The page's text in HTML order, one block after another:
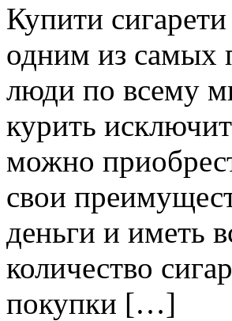
Купити
одним из самых
люди по всему
курить
можно
свои
деньги и иметь
количество
покупки […]